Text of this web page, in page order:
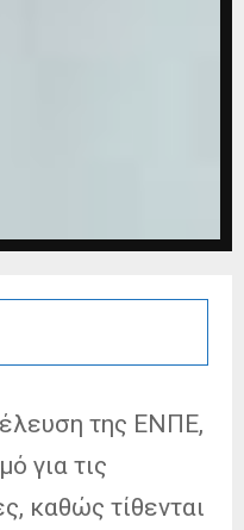
της ΕΝΠΕ,
για τις
καθώς τίθενται